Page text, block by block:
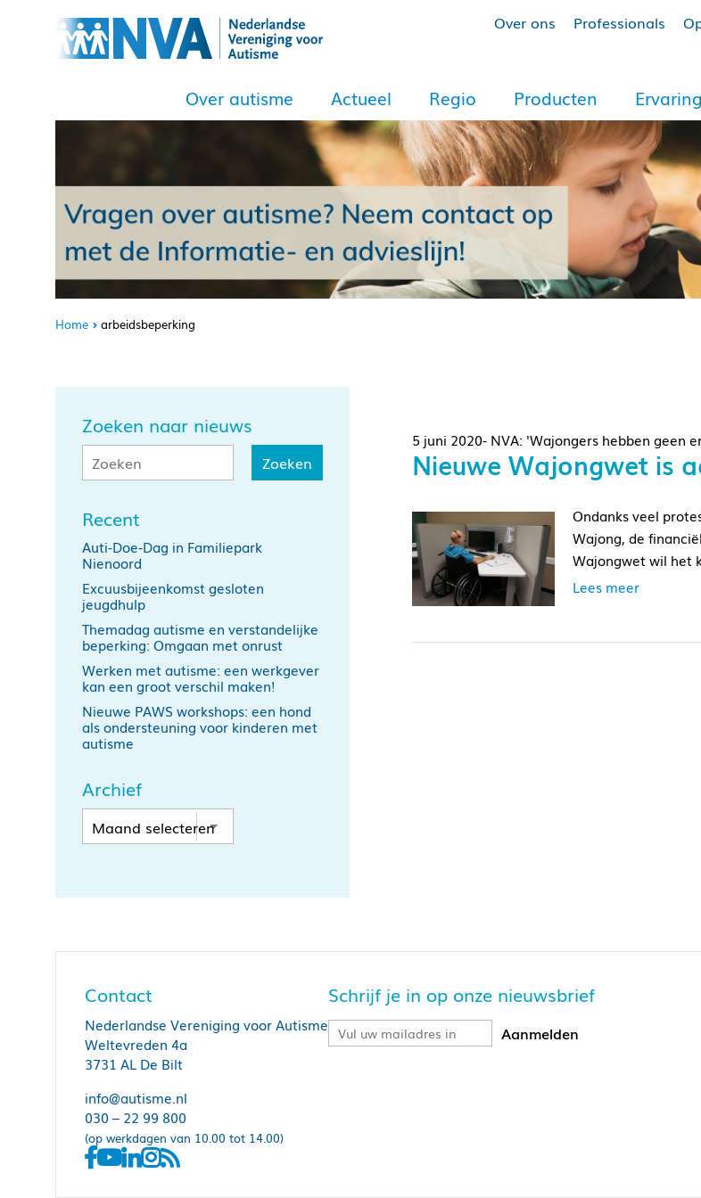
Over ons Professionals
Over autisme Actueel Regio Producten
Home arbeidsbeperking
Zoeken naar nieuws
Recent
Auti-Doe-Dag in Familiepark
Nienoord
Excuusbijeenkomst gesloten
jeugdhulp
Themadag autisme en verstandelijke
beperking: Omgaan met onrust
Werken met autisme: een werkgever
kan een groot verschil maken!
Nieuwe PAWS workshops: een hond
als ondersteuning voor kinderen met
autisme
Archief
5 juni 2020- NVA: 'Wajongers hebben geen
Nieuwe Wajongwet is
Ondanks veel
Wajong, de
Wajongwet wil het
Lees meer
Contact
Nederlandse Vereniging voor Autisme
Weltevreden 4a
3731 AL De Bilt
info@autisme.nl
030 – 22 99 800
(op werkdagen van 10.00 tot 14.00)
Schrijf je in op onze nieuwsbrief